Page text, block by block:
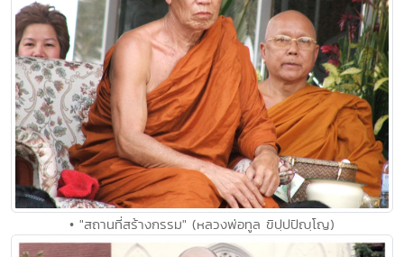
• "สถานที่สร้างกรรม" (หลวงพ่อทูล ขิปฺปปัญฺโญ)